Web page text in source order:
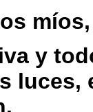
y